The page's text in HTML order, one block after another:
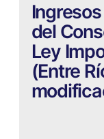
del
Ley
(Entre